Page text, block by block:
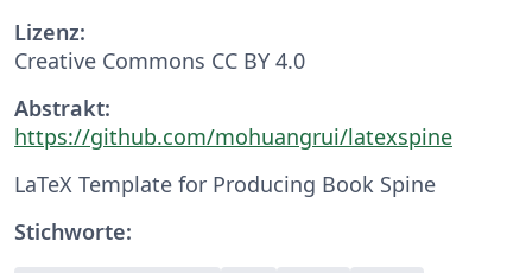
Lizenz:
Creative Commons CC BY 4.0
Abstrakt:
https://github.com/mohuangrui/latexspine
LaTeX Template for Producing Book Spine
Stichworte: